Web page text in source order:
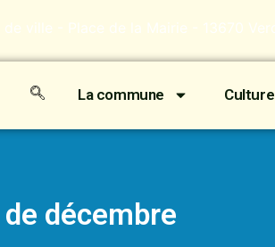
de ville - Place de la Mairie - 13670
La commune
décembre